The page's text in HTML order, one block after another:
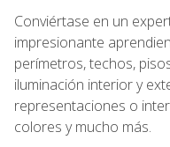
Conviértase en un
impresionante
perímetros, techos,
iluminación interior y
representaciones o
colores y mucho más.